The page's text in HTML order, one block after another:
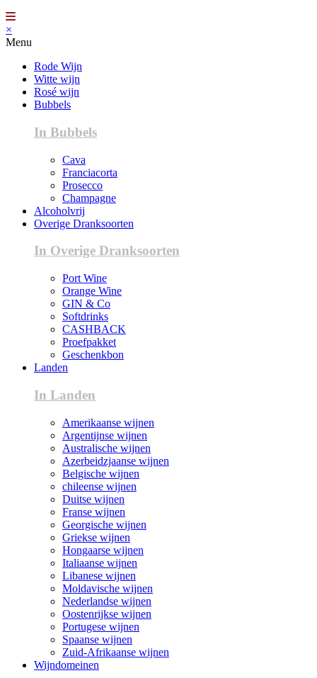
×
Menu
Rode Wijn
Witte wijn
Rosé wijn
Bubbels
In Bubbels
Cava
Franciacorta
Prosecco
Champagne
Alcoholvrij
Overige Dranksoorten
In Overige Dranksoorten
Port Wine
Orange Wine
GIN & Co
Softdrinks
CASHBACK
Proefpakket
Geschenkbon
Landen
In Landen
Amerikaanse wijnen
Argentijnse wijnen
Australische wijnen
Azerbeidzjaanse wijnen
Belgische wijnen
chileense wijnen
Duitse wijnen
Franse wijnen
Georgische wijnen
Griekse wijnen
Hongaarse wijnen
Italiaanse wijnen
Libanese wijnen
Moldavische wijnen
Nederlandse wijnen
Oostenrijkse wijnen
Portugese wijnen
Spaanse wijnen
Zuid-Afrikaanse wijnen
Wijndomeinen